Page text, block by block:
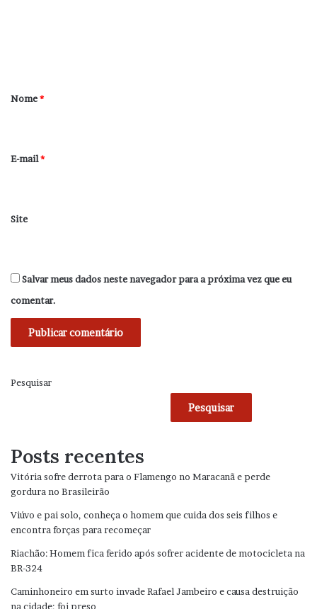
r
*
Nome*
E-mail*
Site
Salvar meus dados neste navegador para a próxima vez que eu
comentar.
Pesquisar
Pesquisar
Posts recentes
Vitória sofre derrota para o Flamengo no Maracanã e perde
gordura no Brasileirão
Viúvo e pai solo, conheça o homem que cuida dos seis filhos e
encontra forças para recomeçar
Riachão: Homem fica ferido após sofrer acidente de motocicleta na
BR-324
Caminhoneiro em surto invade Rafael Jambeiro e causa destruição
na cidade; foi preso